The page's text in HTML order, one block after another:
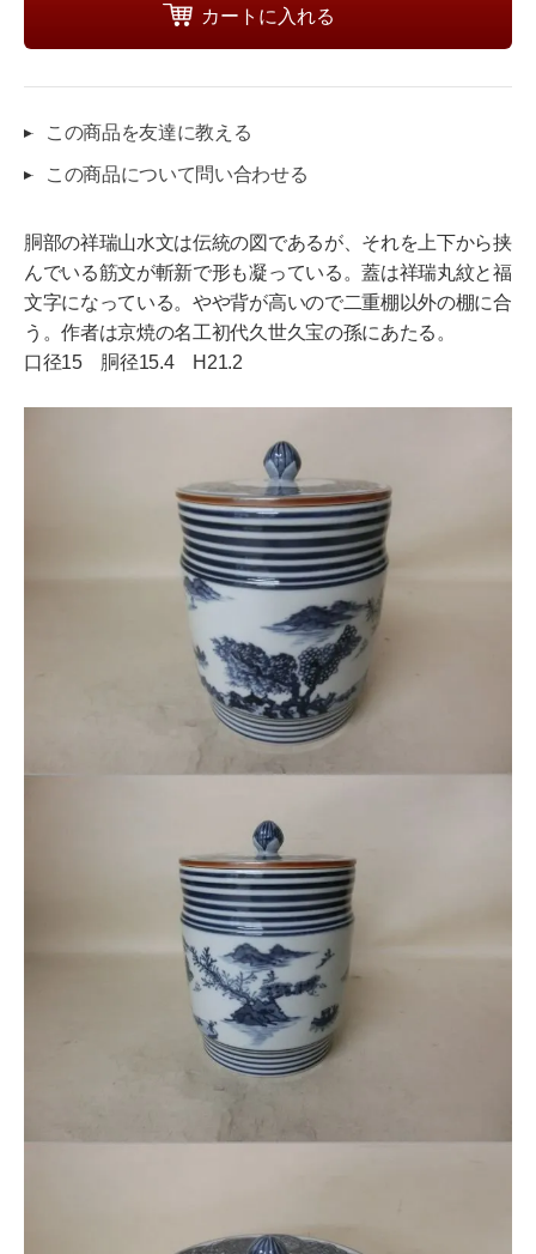
この商品を友達に教える
この商品について問い合わせる
胴部の祥瑞山水文は伝統の図であるが、それを上下から挟
んでいる筋文が斬新で形も凝っている。蓋は祥瑞丸紋と福
文字になっている。やや背が高いので二重棚以外の棚に合
う。作者は京焼の名工初代久世久宝の孫にあたる。
口径15 胴径15.4 H21.2